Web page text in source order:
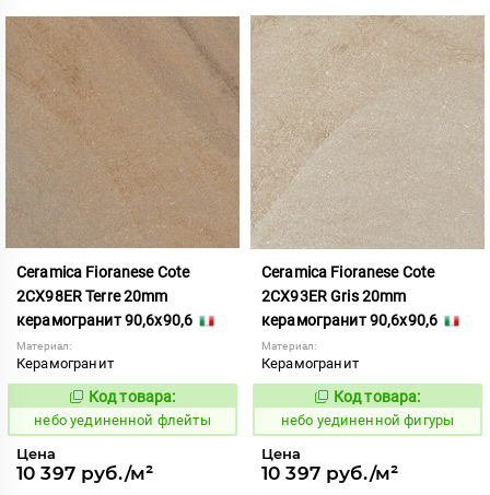
Ceramica Fioranese Cote
2CX98ER Terre 20mm
керамогранит 90,6x90,6
Материал:
Керамогранит
1122991
Код товара:
небо уединенной флейты
Цена
10 397 руб./м²
Ceramica Fioranese Cote
2CX93ER Gris 20mm
керамогранит 90,6x90,6
Материал:
Керамогранит
1122990
Код товара:
небо уединенной фигуры
Цена
10 397 руб./м²